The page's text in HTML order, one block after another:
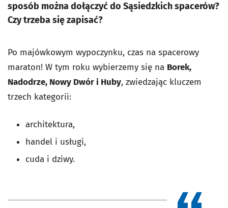
sposób można dołączyć do Sąsiedzkich spacerów?
Czy trzeba się zapisać?
Po majówkowym wypoczynku, czas na spacerowy
maraton! W tym roku wybierzemy się na Borek,
Nadodrze, Nowy Dwór i Huby, zwiedzając kluczem
trzech kategorii:
architektura,
handel i usługi,
cuda i dziwy.